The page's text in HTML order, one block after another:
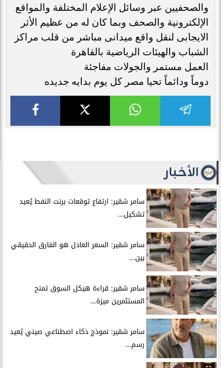
والصحفيين عبر وسائل الإعلام المختلفة والمواقع
الإلكترونية والصحف وبما كان له من عظيم الأثر
الايجابى لنقل واقع ميدانى مباشر من قلب مراكز
الشباب والهيئات الرياضية بالقاهرة
العمل مستمر والجولات مفاجئة
دوماً ودائماً تحيا مصر كل يوم بدايه جديده
الأخبار
سامر شقير: ارتفاع توقعات برنت النفط يُعيد
تشكيل...
سامر شقير: السعر العادل هو الفارق الحقيقي
بين...
سامر شقير: قراءة هيكل السوق تمنح
المستثمرين ميزة...
سامر شقير: نموذج ذكاء اصطناعي صيني يُعيد
رسم...